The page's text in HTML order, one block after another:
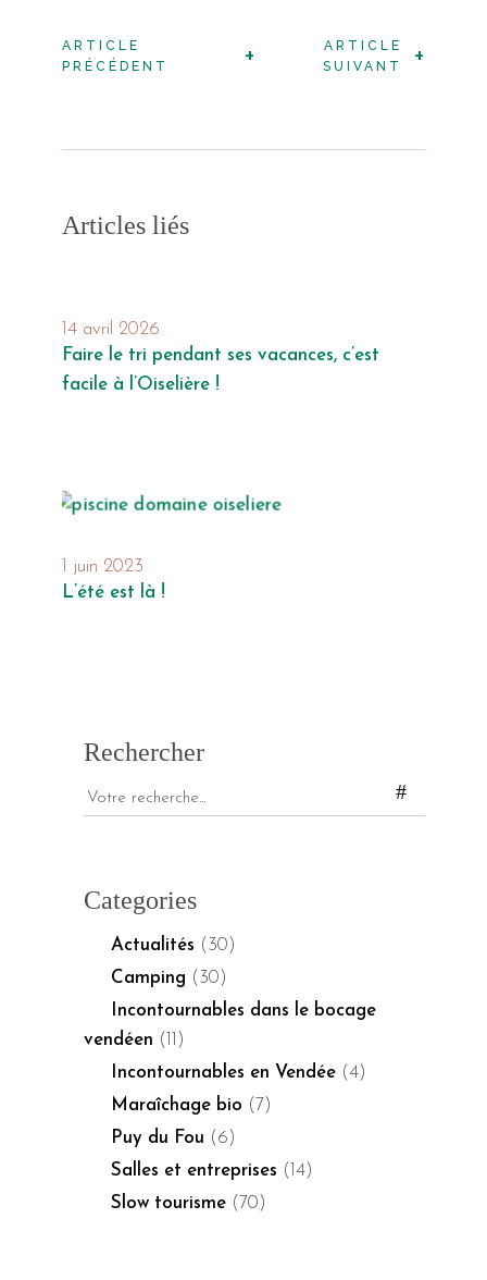
ARTICLE
PRÉCÉDENT
+
ARTICLE
SUIVANT
+
Articles liés
14 avril 2026
Faire le tri pendant ses vacances, c’est
facile à l’Oiselière !
1 juin 2023
L’été est là !
Rechercher
Categories
Actualités (30)
Camping (30)
Incontournables dans le bocage
vendéen (11)
Incontournables en Vendée(4)
Maraîchage bio (7)
Puy du Fou (6)
Salles et entreprises (14)
Slow tourisme(70)